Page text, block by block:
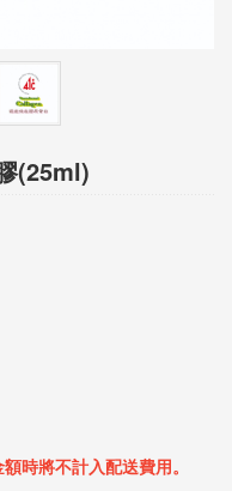
(25ml)
時將不計入配送費用。